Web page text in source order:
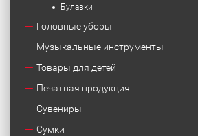
Булавки
Головные уборы
Музыкальные инструменты
Товары для детей
Печатная продукция
Сувениры
Сумки